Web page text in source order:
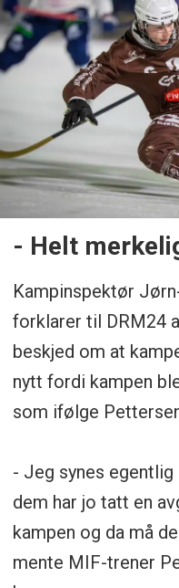
- Helt
Kampinspektør
forklarer til DRM24
beskjed om at
nytt fordi kampen
som ifølge
- Jeg synes
dem har jo tatt en
kampen og da må
mente MIF-trener